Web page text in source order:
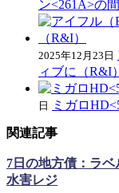
ン<261A>の
2025年12月23日
ィブに（R&I）
日
ミガロ
関連記事
7日の地方債：ラ
水害レジ